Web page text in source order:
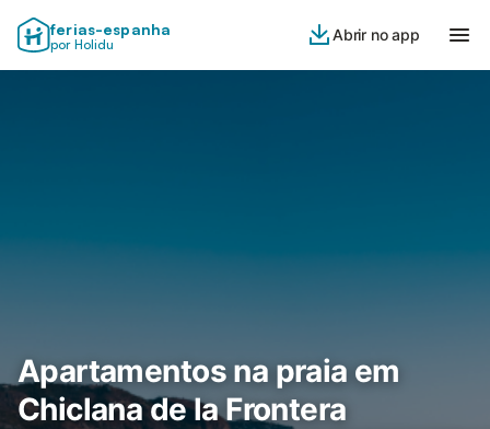
ferias-espanha
por Holidu
Abrir no app
Apartamentos na praia em
Chiclana de la Frontera